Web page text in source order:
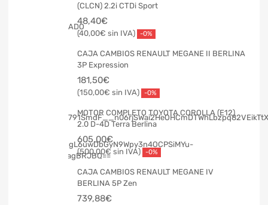
(CLCN) 2.2i CTDi Sport
48,40€
40,00€ -0%
CAJA CAMBIOS RENAULT MEGANE II BERLINA
3P Expression
181,50€
150,00€ -0%
MOTOR COMPLETO TOYOTA COROLLA (E12)
2.0 D-4D Terra Berlina
605,00€
500,00€ -0%
CAJA CAMBIOS RENAULT MEGANE IV
BERLINA 5P Zen
739,88€